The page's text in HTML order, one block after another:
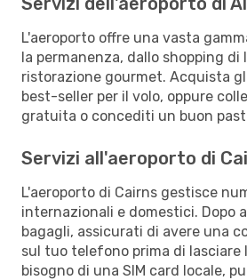
L'aeroporto offre una vasta
la permanenza, dallo shopping di
ristorazione gourmet. Acquista
best-seller per il volo, oppure
gratuita o concediti un buon
Servizi all'aeroporto di
L'aeroporto di Cairns gestisce
internazionali e domestici. Dopo
bagagli, assicurati di avere una
sul tuo telefono prima di lasciare
bisogno di una SIM card locale,